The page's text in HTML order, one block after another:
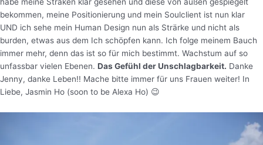
bekommen, meine Positionierung und mein Soulclient ist nun klar
UND ich sehe mein Human Design nun als Strärke und nicht als
burden, etwas aus dem Ich schöpfen kann. Ich folge meinem Bauch
immer mehr, denn das ist so für mich bestimmt. Wachstum auf so
unfassbar vielen Ebenen. Das Gefühl der Unschlagbarkeit. Danke
Jenny, danke Leben!! Mache bitte immer für uns Frauen weiter! In
Liebe, Jasmin Ho (soon to be Alexa Ho) 😉